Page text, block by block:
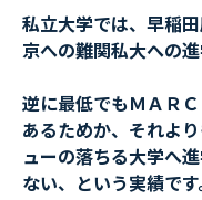
私立大学では、早稲
京への難関私大への進
逆に最低でもＭＡＲ
あるためか、それよ
ューの落ちる大学へ
ない、という実績です